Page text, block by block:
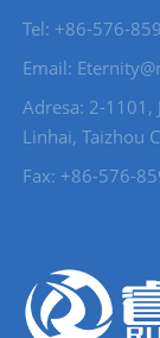
Tel: +86-576-
Email:
Adresa: 2-1101,
Linhai, Taizhou
Fax: +86-576-